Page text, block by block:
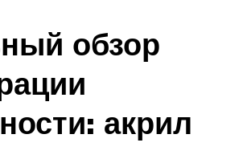
обзор
акрил